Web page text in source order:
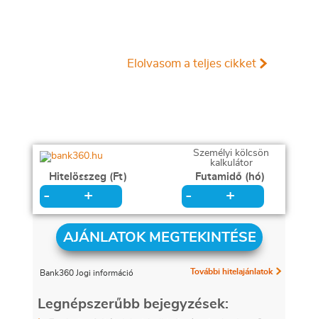
Elolvasom a teljes cikket
Személyi kölcsön
kalkulátor
Hitelösszeg (Ft)
- +
Futamidő (hó)
- +
AJÁNLATOK MEGTEKINTÉSE
Bank360 Jogi információ További hitelajánlatok
Legnépszerűbb bejegyzések: